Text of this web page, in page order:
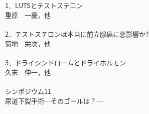
1．LUTSとテストステロン
重原 一慶，他
2．テストステロンは本当に前立腺癌に悪影響か?
菊地 栄次，他
3．ドライシンドロームとドライホルモン
久末 伸一，他
シンポジウム11
尿道下裂手術─そのゴールは？─